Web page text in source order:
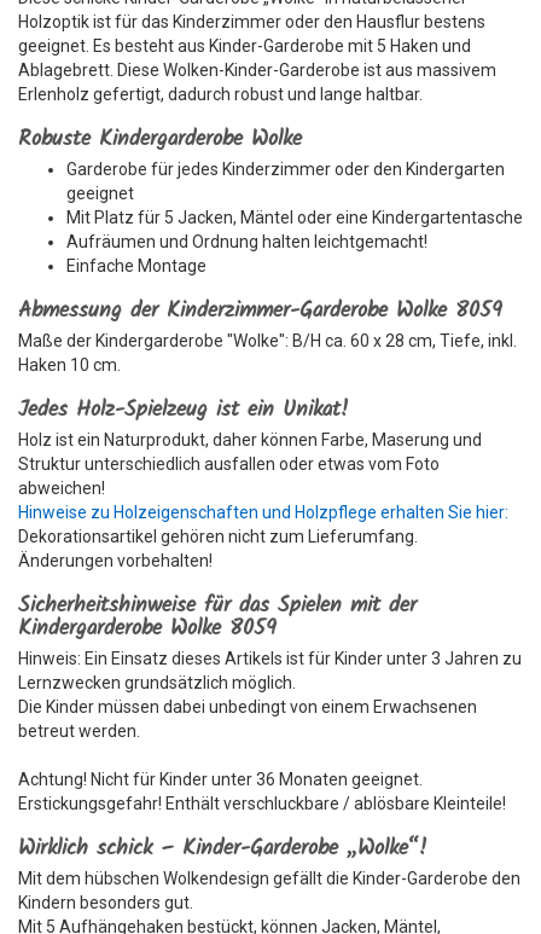
Holzoptik ist für das Kinderzimmer oder den Hausflur bestens
geeignet. Es besteht aus Kinder-Garderobe mit 5 Haken und
Ablagebrett. Diese Wolken-Kinder-Garderobe ist aus massivem
Erlenholz gefertigt, dadurch robust und lange haltbar.
Robuste Kindergarderobe Wolke
Garderobe für jedes Kinderzimmer oder den Kindergarten
geeignet
Mit Platz für 5 Jacken, Mäntel oder eine Kindergartentasche
Aufräumen und Ordnung halten leichtgemacht!
Einfache Montage
Abmessung der Kinderzimmer-Garderobe Wolke 8059
Maße der Kindergarderobe "Wolke": B/H ca. 60 x 28 cm, Tiefe, inkl.
Haken 10 cm.
Jedes Holz-Spielzeug ist ein Unikat!
Holz ist ein Naturprodukt, daher können Farbe, Maserung und
Struktur unterschiedlich ausfallen oder etwas vom Foto
abweichen!
Hinweise zu Holzeigenschaften und Holzpflege erhalten Sie hier:
Dekorationsartikel gehören nicht zum Lieferumfang.
Änderungen vorbehalten!
Sicherheitshinweise für das Spielen mit der
Kindergarderobe Wolke 8059
Hinweis: Ein Einsatz dieses Artikels ist für Kinder unter 3 Jahren zu
Lernzwecken grundsätzlich möglich.
Die Kinder müssen dabei unbedingt von einem Erwachsenen
betreut werden.
Achtung! Nicht für Kinder unter 36 Monaten geeignet.
Erstickungsgefahr! Enthält verschluckbare / ablösbare Kleinteile!
Wirklich schick – Kinder-Garderobe „Wolke“!
Mit dem hübschen Wolkendesign gefällt die Kinder-Garderobe den
Kindern besonders gut.
Mit 5 Aufhängehaken bestückt, können Jacken, Mäntel,